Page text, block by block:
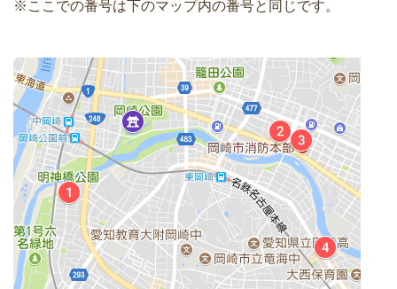
※ここでの番号は下のマップ内の番号と同じです。